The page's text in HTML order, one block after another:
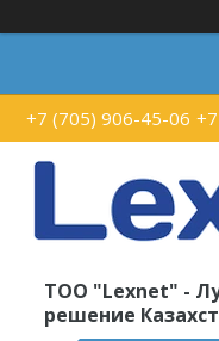
+7 (705) 906-45-06
ТОО "Lexnet" -
решение